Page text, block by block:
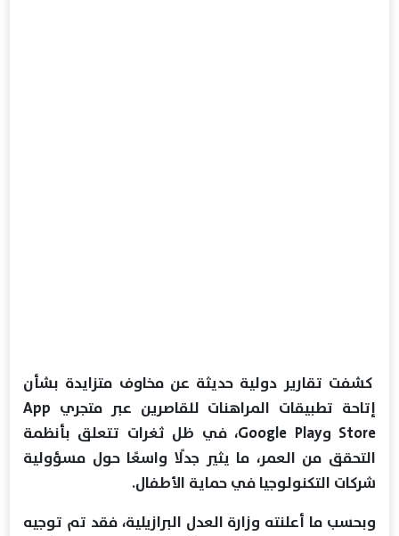
كشفت تقارير دولية حديثة عن مخاوف متزايدة بشأن
إتاحة تطبيقات المراهنات للقاصرين عبر متجري App
Store وGoogle Play، في ظل ثغرات تتعلق بأنظمة
التحقق من العمر، ما يثير جدلًا واسعًا حول مسؤولية
شركات التكنولوجيا في حماية الأطفال.
وبحسب ما أعلنته وزارة العدل البرازيلية، فقد تم توجيه